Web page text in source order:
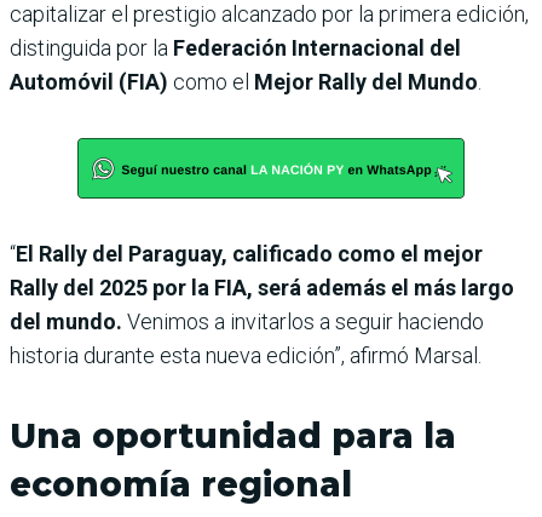
capitalizar el prestigio alcanzado por la primera edición,
distinguida por la Federación Internacional del
Automóvil (FIA) como el Mejor Rally del Mundo
“El Rally del Paraguay, calificado como el mejor
Rally del 2025 por la FIA, será además el más largo
del mundo. Venimos a invitarlos a seguir haciendo
historia durante esta nueva edición”, afirmó Marsal.
Una oportunidad para la
economía regional